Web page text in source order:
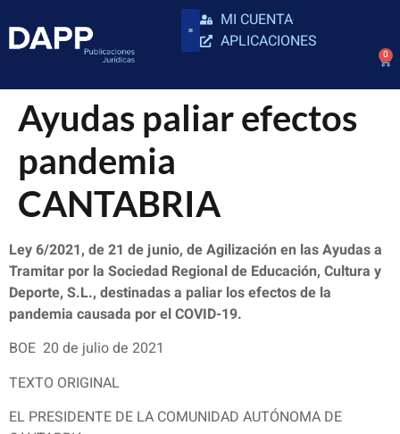
MI CUENTA
APLICACIONES
0
Ayudas paliar efectos
pandemia
CANTABRIA
Ley 6/2021, de 21 de junio, de Agilización en las Ayudas a
Tramitar por la Sociedad Regional de Educación, Cultura y
Deporte, S.L., destinadas a paliar los efectos de la
pandemia causada por el COVID-19.
BOE 20 de julio de 2021
TEXTO ORIGINAL
EL PRESIDENTE DE LA COMUNIDAD AUTÓNOMA DE